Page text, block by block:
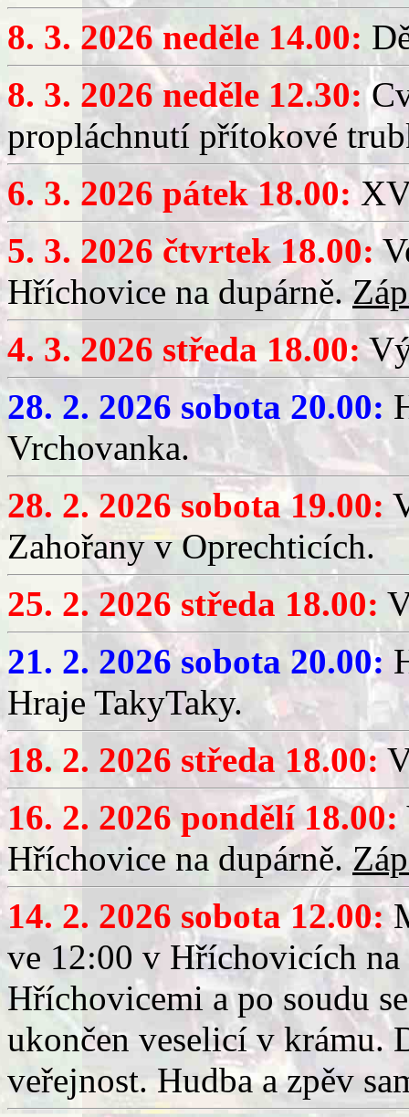
8. 3. 2026 neděle 14.00:
8. 3. 2026 neděle 12.30:
propláchnutí přítokové
6. 3. 2026 pátek 18.00:
5. 3. 2026 čtvrtek 18.00:
Hříchovice na dupárně.
4. 3. 2026 středa 18.00:
28. 2. 2026 sobota 20.00:
Vrchovanka.
28. 2. 2026 sobota 19.00:
Zahořany v Oprechticích.
25. 2. 2026 středa 18.00:
21. 2. 2026 sobota 20.00:
Hraje TakyTaky.
18. 2. 2026 středa 18.00:
16. 2. 2026 pondělí 18.00:
Hříchovice na dupárně.
14. 2. 2026 sobota 12.00:
ve 12:00 v Hříchovicích
Hříchovicemi a po soudu
ukončen veselicí v krámu.
veřejnost. Hudba a zpěv